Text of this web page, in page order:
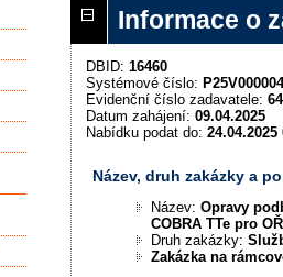
Informace o
DBID: 16460
Systémové číslo:
Evidenční číslo zadavatele:
Datum zahájení: 09.04.2025
Nabídku podat do: 24.04.2025
Název, druh zakázky a
Název:Opravy
COBRA TTe pro
Druh zakázky:
Zakázka na